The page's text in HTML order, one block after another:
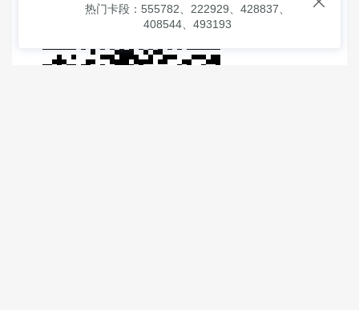
热门卡段：555782、222929、428837、
408544、493193